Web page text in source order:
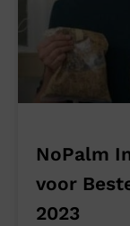
NoPalm
voor
2023